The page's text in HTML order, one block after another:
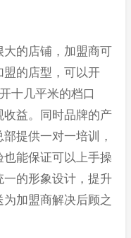
的店铺，加盟商可
盟的店型，可以开
十几平米的档口
收益。同时品牌的产
提供一对一培训，
能保证可以上手操
的形象设计，提升
加盟商解决后顾之